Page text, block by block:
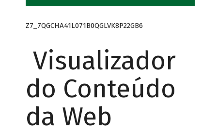
Z7_7QGCHA41L071B0QGLVK8P22GB6
Visualizador
do Conteúdo
da Web